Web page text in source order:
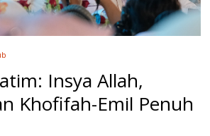
Insya Allah,
Khofifah-Emil Penuh